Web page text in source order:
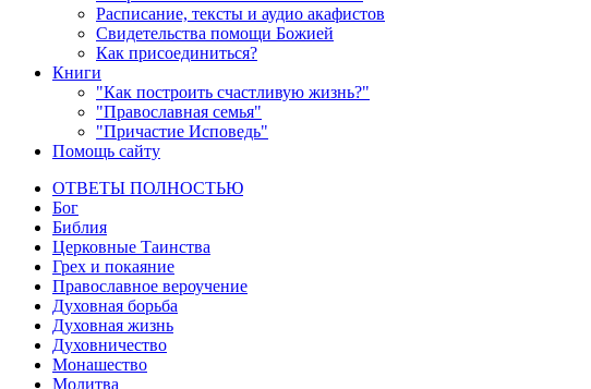
Расписание, тексты и аудио акафистов
Свидетельства помощи Божией
Как присоединиться?
Книги
"Как построить счастливую жизнь?"
"Православная семья"
"Причастие Исповедь"
Помощь сайту
ОТВЕТЫ ПОЛНОСТЬЮ
Бог
Библия
Церковные Таинства
Грех и покаяние
Православное вероучение
Духовная борьба
Духовная жизнь
Духовничество
Монашество
Молитва